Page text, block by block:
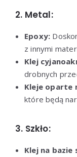
2. Metal:
Epoxy:
z innymi
Klej
drobnych
Kleje oparte
które będą
3. Szkło:
Klej na bazie